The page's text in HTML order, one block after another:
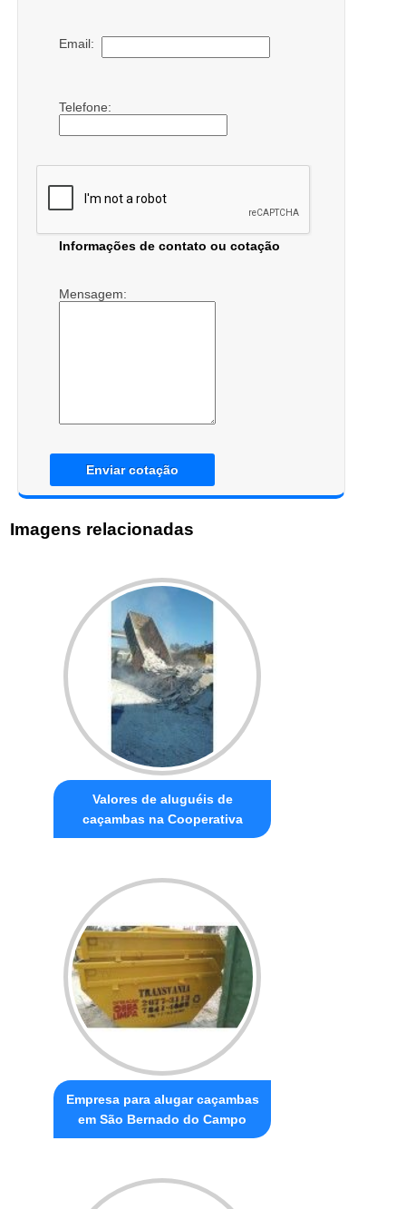
Email:
Telefone:
Informações de contato ou cotação
Mensagem:
Enviar cotação
Imagens relacionadas
Valores de aluguéis de
caçambas na Cooperativa
Empresa para alugar caçambas
em São Bernado do Campo